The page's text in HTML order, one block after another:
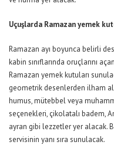
Uçuşlarda Ramazan yemek
Ramazan ayı boyunca belirli
kabin sınıflarında oruçlarını
Ramazan yemek kutuları
geometrik desenlerden ilham
humus, mütebbel veya
seçenekleri, çikolatalı badem,
ayran gibi lezzetler yer alacak.
servisinin yanı sıra sunulacak.